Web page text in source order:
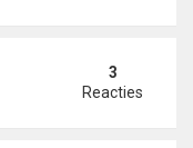
3
Reacties